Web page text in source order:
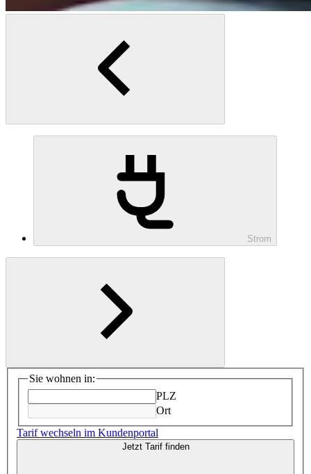
Strom
Sie wohnen in:
PLZ
Ort
Tarif wechseln im Kundenportal
Jetzt Tarif finden